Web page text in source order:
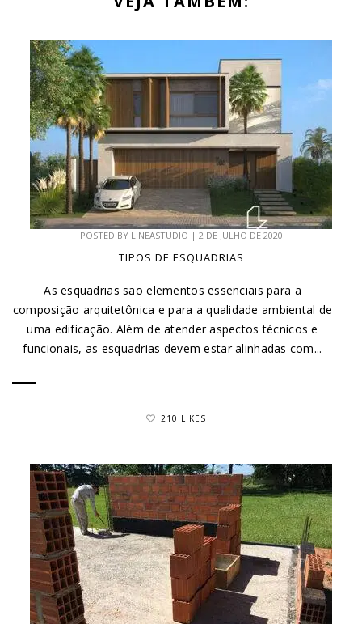
POSTED BY LINEASTUDIO | 2 DE JULHO DE 2020
TIPOS DE ESQUADRIAS
As esquadrias são elementos essenciais para a
composição arquitetônica e para a qualidade ambiental de
uma edificação. Além de atender aspectos técnicos e
funcionais, as esquadrias devem estar alinhadas com...
210 LIKES